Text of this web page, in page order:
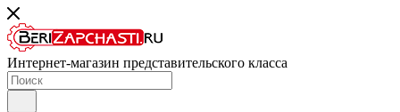
Интернет-магазин представительского класса